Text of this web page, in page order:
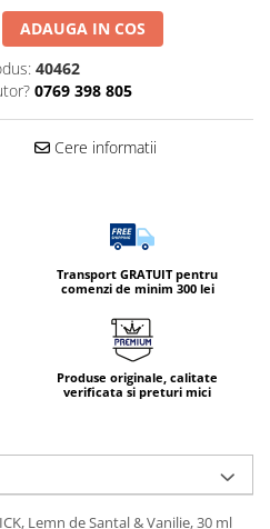
ADAUGA IN COS
40462
0769 398 805
Cere informatii
Transport GRATUIT pentru
comenzi de minim 300 lei
Produse originale, calitate
verificata si preturi mici
Lemn de Santal & Vanilie, 30 ml